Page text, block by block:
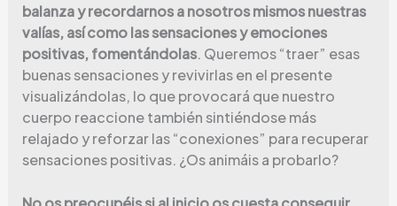
balanza y recordarnos a nosotros mismos nuestras
valías, así como las sensaciones y emociones
positivas, fomentándolas. Queremos “traer” esas
buenas sensaciones y revivirlas en el presente
visualizándolas, lo que provocará que nuestro
cuerpo reaccione también sintiéndose más
relajado y reforzar las “conexiones” para recuperar
sensaciones positivas. ¿Os animáis a probarlo?